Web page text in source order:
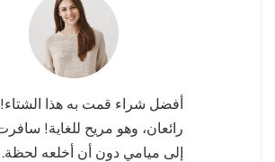
Español
Português
Nederland
عربي
أفضل شراء قمت به هذا الشتاء!
رائعان، وهو مريح للغاية!
إلى ميامي دون أن أخلعه